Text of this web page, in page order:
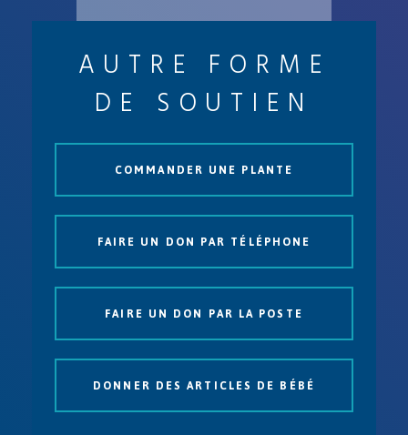
AUTRE FORME
DE SOUTIEN
COMMANDER UNE PLANTE
FAIRE UN DON PAR TÉLÉPHONE
FAIRE UN DON PAR LA POSTE
DONNER DES ARTICLES DE BÉBÉ